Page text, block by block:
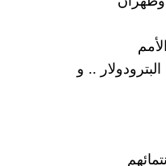
.. و